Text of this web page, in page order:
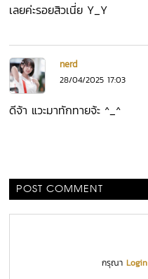
เลยค่ะรอยสิวเนี่ย Y_Y
nerd
28/04/2025 17:03
ดีจ้า แวะมาทักทายจ้ะ ^_^
POST COMMENT
กรุณาLogin